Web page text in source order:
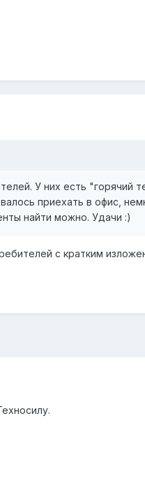
У них есть "горячий
приехать в офис,
найти можно. Удачи :)
с кратким